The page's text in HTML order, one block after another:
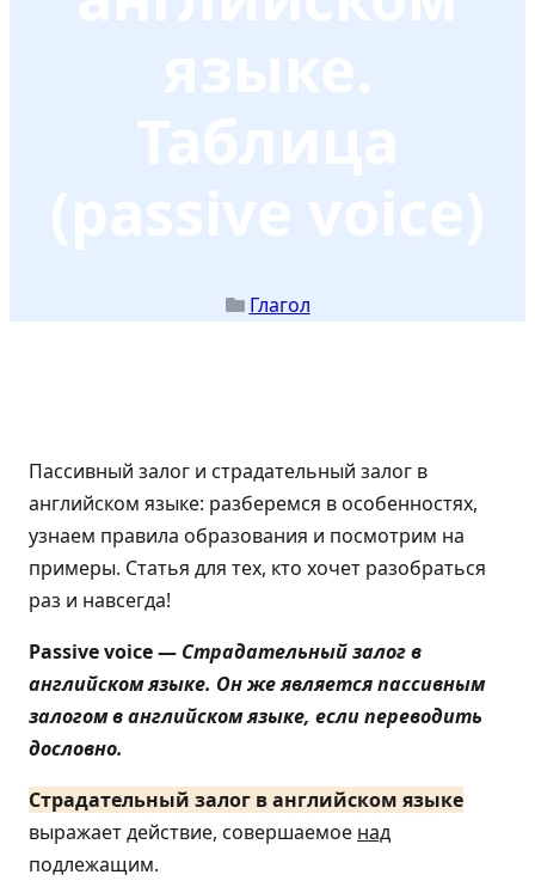
языке.
Таблица
(passive voice)
Глагол
Пассивный залог и страдательный залог в
английском языке: разберемся в особенностях,
узнаем правила образования и посмотрим на
примеры. Статья для тех, кто хочет разобраться
раз и навсегда!
Passive voice — Страдательный залог в
английском языке. Он же является пассивным
залогом в английском языке, если переводить
дословно.
Страдательный залог в английском языке
выражает действие, совершаемое над
подлежащим.